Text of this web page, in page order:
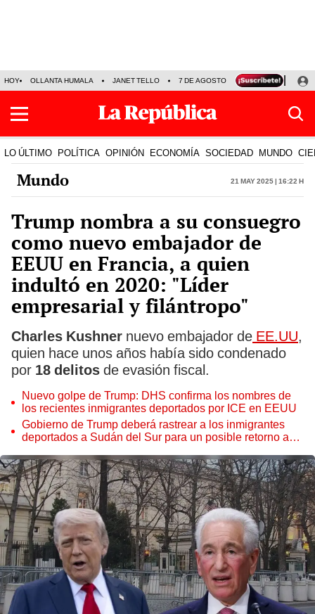
HOY OLLANTA HUMALA JANET TELLO 7 DE AGOSTO TINKA RESULTADOS
LO ÚLTIMO POLÍTICA OPINIÓN ECONOMÍA SOCIEDAD MUNDO
Mundo 21 May 2025 | 16:22 h
Trump nombra a su consuegro
como nuevo embajador de
EEUU en Francia, a quien
indultó en 2020: "Líder
empresarial y filántropo"
Charles Kushner nuevo embajador de EE.UU,
quien hace unos años había sido condenado
por 18 delitos de evasión fiscal.
Nuevo golpe de Trump: DHS confirma los nombres de
los recientes inmigrantes deportados por ICE en EEUU
Gobierno de Trump deberá rastrear a los inmigrantes
deportados a Sudán del Sur para un posible retorno a